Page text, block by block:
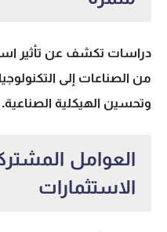
دراسات تكشف عن تأثير
من الصناعات إلى
وتحسين الهيكلية الصناعية.
العوامل
الاستثمارات